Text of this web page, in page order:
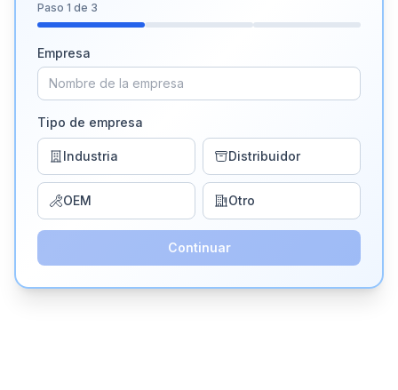
Paso 1 de 3
Empresa
Tipo de empresa
Industria Distribuidor
OEM Otro
Continuar